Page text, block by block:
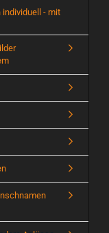
individuell - mit